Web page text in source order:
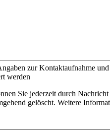
zur Kontaktaufnahme
werden
Sie jederzeit durch
gelöscht. Weitere